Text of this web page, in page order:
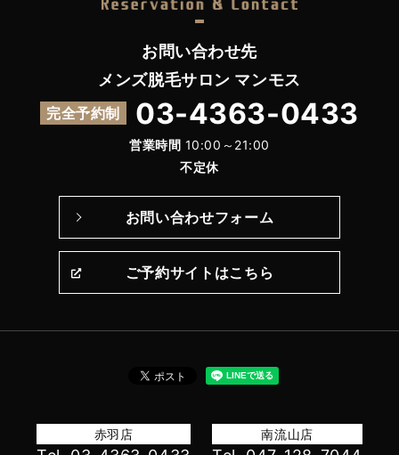
お問い合わせ先
メンズ脱毛サロン マンモス
完全予約制 03-4363-0433
営業時間 10:00～21:00
不定休
お問い合わせフォーム
ご予約サイトはこちら
赤羽店 南流山店